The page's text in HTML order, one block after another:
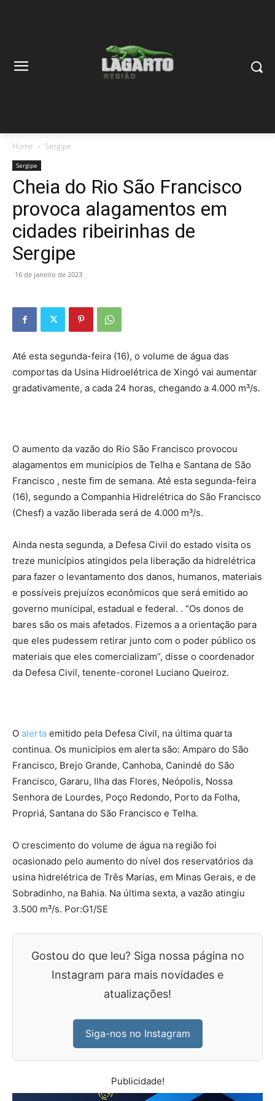
Home Sergipe
Sergipe
Cheia do Rio São Francisco
provoca alagamentos em
cidades ribeirinhas de
Sergipe
16 de janeiro de 2023
Até esta segunda-feira (16), o volume de água das
comportas da Usina Hidroelétrica de Xingó vai aumentar
gradativamente, a cada 24 horas, chegando a 4.000 m³/s.
O aumento da vazão do Rio São Francisco provocou
alagamentos em municípios de Telha e Santana de São
Francisco , neste fim de semana. Até esta segunda-feira
(16), segundo a Companhia Hidrelétrica do São Francisco
(Chesf) a vazão liberada será de 4.000 m³/s.
Ainda nesta segunda, a Defesa Civil do estado visita os
treze municípios atingidos pela liberação da hidrelétrica
para fazer o levantamento dos danos, humanos, materiais
e possíveis prejuízos econômicos que será emitido ao
governo municipal, estadual e federal. . “Os donos de
bares são os mais afetados. Fizemos a a orientação para
que eles pudessem retirar junto com o poder público os
materiais que eles comercializam”, disse o coordenador
da Defesa Civil, tenente-coronel Luciano Queiroz.
O alerta emitido pela Defesa Civil, na última quarta
continua. Os municípios em alerta são: Amparo do São
Francisco, Brejo Grande, Canhoba, Canindé do São
Francisco, Gararu, Ilha das Flores, Neópolis, Nossa
Senhora de Lourdes, Poço Redondo, Porto da Folha,
Propriá, Santana do São Francisco e Telha.
O crescimento do volume de água na região foi
ocasionado pelo aumento do nível dos reservatórios da
usina hidrelétrica de Três Marias, em Minas Gerais, e de
Sobradinho, na Bahia. Na última sexta, a vazão atingiu
3.500 m³/s. Por:G1/SE
Gostou do que leu? Siga nossa página no
Instagram para mais novidades e
atualizações!
Siga-nos no Instagram
Publicidade!